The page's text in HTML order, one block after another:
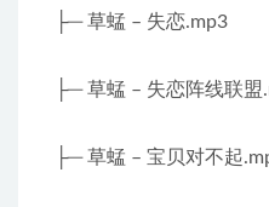
├─ 草蜢 – 失恋.mp3
├─ 草蜢 – 失恋阵线联盟
├─ 草蜢 – 宝贝对不起